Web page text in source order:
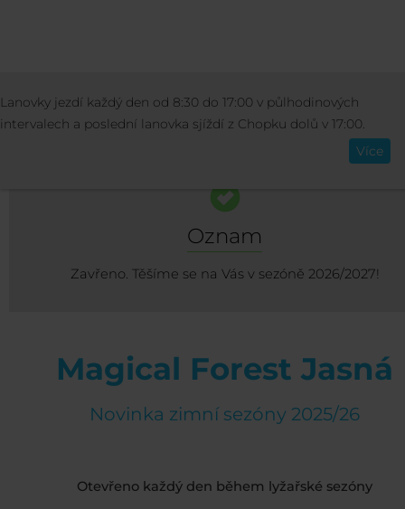
Čeština
AKTIVITY ZIMNÍ AKTIVITY
MAGICAL
Oznam
Zavřeno. Těšíme se na Vás v sezóně 2026/2027!
Magical Forest Jasná
Novinka zimní sezóny 2025/26
Otevřeno každý den během lyžařské sezóny
Lanovky jezdí každý den od 8:30 do 17:00 v půlhodinových
intervalech a poslední lanovka sjíždí z Chopku dolů v 17:00.
Více